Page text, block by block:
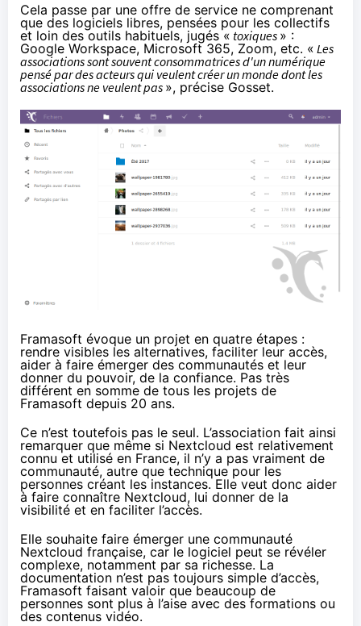
Cela passe par une offre de service ne comprenant
que des logiciels libres, pensées pour les collectifs
et loin des outils habituels, jugés « toxiques » :
Google Workspace, Microsoft 365, Zoom, etc. « Les
associations sont souvent consommatrices d'un numérique
pensé par des acteurs qui veulent créer un monde dont les
associations ne veulent pas », précise Gosset.
Framasoft évoque un projet en quatre étapes :
rendre visibles les alternatives, faciliter leur accès,
aider à faire émerger des communautés et leur
donner du pouvoir, de la confiance. Pas très
différent en somme de tous les projets de
Framasoft depuis 20 ans.
Ce n’est toutefois pas le seul. L’association fait ainsi
remarquer que même si Nextcloud est relativement
connu et utilisé en France, il n’y a pas vraiment de
communauté, autre que techniquepour les
personnes créant les instances. Elle veut donc aider
à faire connaître Nextcloud, lui donner de la
visibilité et en faciliter l’accès.
Elle souhaite faire émerger une communauté
Nextcloud française, car le logiciel peut se révéler
complexe, notamment par sa richesse. La
documentation n’est pas toujours simple d’accès,
Framasoft faisant valoir que beaucoup de
personnes sont plus à l’aise avec des formations ou
des contenus vidéo.